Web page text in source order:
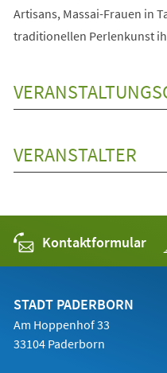
Artisans, Massai-Frauen in
traditionellen Perlenkunst
VERANSTALTER
Kontaktformular
STADT PADERBORN
Am Hoppenhof 33
33104 Paderborn